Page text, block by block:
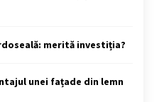
merită investiția?
unei fațade din lemn